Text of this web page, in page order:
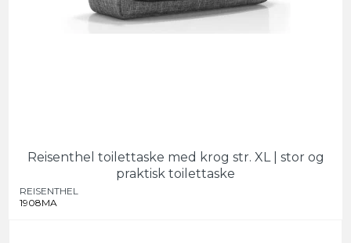
Reisenthel toilettaske med krog str. XL | stor og
praktisk toilettaske
REISENTHEL
1908MA